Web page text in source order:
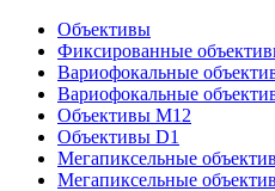
Объективы
Фиксированные
Вариофокальные
Вариофокальные
Объективы М12
Объективы D1
Мегапиксельные
Мегапиксельные